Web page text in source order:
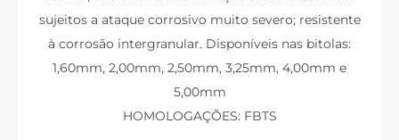
sujeitos a ataque corrosivo muito severo; resistente
à corrosão intergranular. Disponíveis nas bitolas:
1,60mm, 2,00mm, 2,50mm, 3,25mm, 4,00mm e
5,00mm
HOMOLOGAÇÕES: FBTS